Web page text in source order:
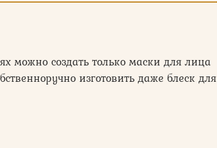
можно создать только маски для лица
изготовить даже блеск для